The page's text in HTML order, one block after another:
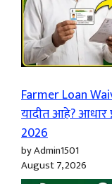
Farmer Loan
यादीत आहे? आधार
2026
by Admin1501
August 7, 2026